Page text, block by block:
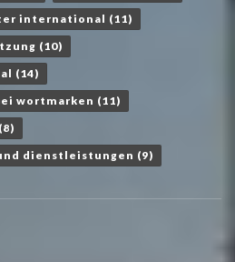
international (11)
(10)
(14)
wortmarken (11)
(8)
dienstleistungen (9)